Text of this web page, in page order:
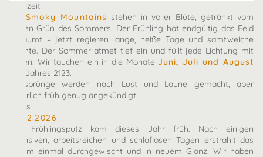
Spielzeit
DieSmoky Mountains stehen in voller Blüte, getränkt vom
satten Grün des Sommers. Der Frühling hat endgültig das Feld
geräumt – jetzt regieren lange, heiße Tage und samtweiche
Nächte. Der Sommer atmet tief ein und füllt jede Lichtung mit
Leben. Wir tauchen ein in die MonateJuni, Juli und August
des Jahres 2123.
Zeitsprünge werden nach Lust und Laune gemacht, aber
natürlich früh genug angekündigt.
News
10.02.2026
Der Frühlingsputz kam dieses Jahr früh. Nach einigen
intensiven, arbeitsreichen und schlaflosen Tagen erstrahlt das
Forum einmal durchgewischt und in neuem Glanz. Wir haben